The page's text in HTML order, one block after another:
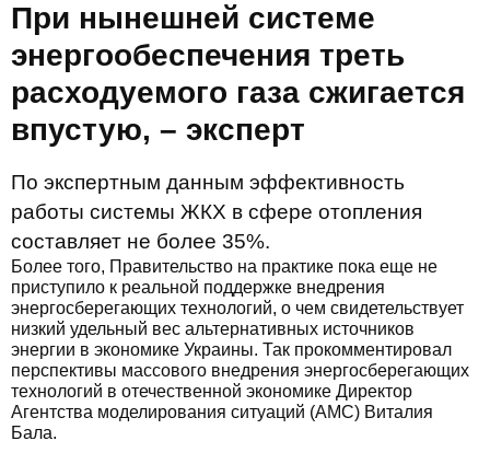
При нынешней системе
энергообеспечения треть
расходуемого газа сжигается
впустую, – эксперт
По экспертным данным эффективность
работы системы ЖКХ в сфере отопления
составляет не более 35%.
Более того, Правительство на практике пока еще не
приступило к реальной поддержке внедрения
энергосберегающих технологий, о чем свидетельствует
низкий удельный вес альтернативных источников
энергии в экономике Украины. Так прокомментировал
перспективы массового внедрения энергосберегающих
технологий в отечественной экономике Директор
Агентства моделирования ситуаций (АМС) Виталия
Бала.